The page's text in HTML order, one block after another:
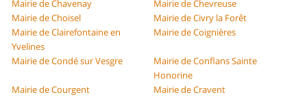
Mairie de Chavenay
Mairie de Chevreuse
Mairie de Choisel
Mairie de Civry la Forêt
Mairie de Clairefontaine en
Yvelines
Mairie de Coignières
Mairie de Condé sur Vesgre
Mairie de Conflans Sainte
Honorine
Mairie de Courgent
Mairie de Cravent